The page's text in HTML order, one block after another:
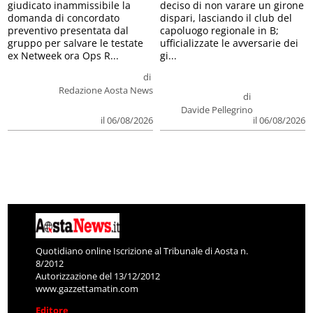
di
Redazione Aosta News
il 06/08/2026
giudicato inammissibile la
domanda di concordato
preventivo presentata dal
gruppo per salvare le testate
ex Netweek ora Ops R...
di
Davide Pellegrino
il 06/08/2026
deciso di non varare un girone
dispari, lasciando il club del
capoluogo regionale in B;
ufficializzate le avversarie dei
gi...
Quotidiano online Iscrizione al Tribunale di Aosta n.
8/2012
Autorizzazione del 13/12/2012
www.gazzettamatin.com
Editore